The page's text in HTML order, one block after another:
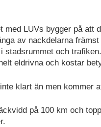
med LUVs bygger på att
av nackdelarna
stadsrummet och
eldrivna och kostar
klart än men kommer
på 100 km och